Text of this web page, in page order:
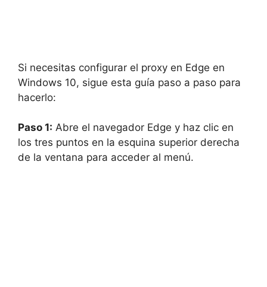
Si necesitas configurar el proxy en Edge en
Windows 10, sigue esta guía paso a paso para
hacerlo:
Paso 1: Abre el navegador Edge y haz clic en
los tres puntos en la esquina superior derecha
de la ventana para acceder al menú.